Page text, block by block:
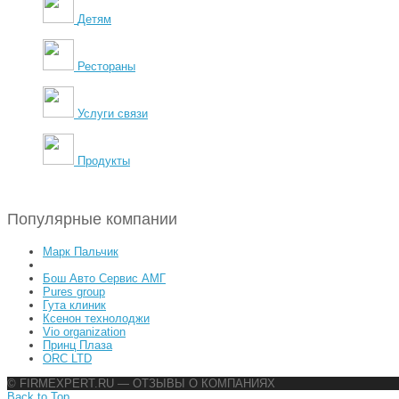
Детям
Рестораны
Услуги связи
Продукты
Популярные компании
Марк Пальчик
Бош Авто Сервис АМГ
Pures group
Гута клиник
Ксенон технолоджи
Vio organization
Принц Плаза
ORC LTD
© FIRMEXPERT.RU — ОТЗЫВЫ О КОМПАНИЯХ